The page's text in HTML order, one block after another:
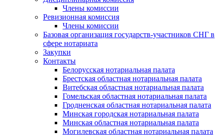
Члены комиссии
Ревизионная комиссия
Члены комиссии
Базовая организация государств-участников СНГ в
сфере нотариата
Закупки
Контакты
Белорусская нотариальная палата
Брестская областная нотариальная палата
Витебская областная нотариальная палата
Гомельская областная нотариальная палата
Гродненская областная нотариальная палата
Минская городская нотариальная палата
Минская областная нотариальная палата
Могилевская областная нотариальная палата